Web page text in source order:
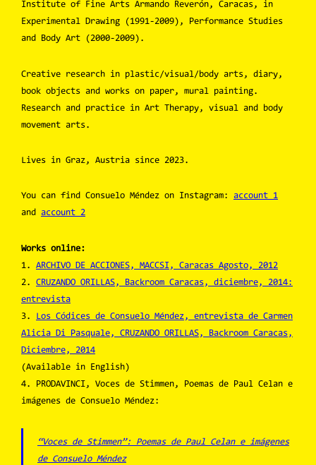
Institute of Fine Arts Armando Reverón, Caracas, in
Experimental Drawing (1991-2009), Performance Studies
and Body Art (2000-2009).
Creative research in plastic/visual/body arts, diary,
book objects and works on paper, mural painting.
Research and practice in Art Therapy, visual and body
movement arts.
Lives in Graz, Austria since 2023.
You can find Consuelo Méndez on Instagram: account 1
and account 2
Works online:
1. ARCHIVO DE ACCIONES, MACCSI, Caracas Agosto, 2012
2. CRUZANDO ORILLAS, Backroom Caracas, diciembre, 2014:
entrevista
3. Los Códices de Consuelo Méndez, entrevista de Carmen
Alicia Di Pasquale, CRUZANDO ORILLAS, Backroom Caracas,
Diciembre, 2014
(Available in English)
4. PRODAVINCI, Voces de Stimmen, Poemas de Paul Celan e
imágenes de Consuelo Méndez:
“Voces de Stimmen”: Poemas de Paul Celan e imágenes
de Consuelo Méndez